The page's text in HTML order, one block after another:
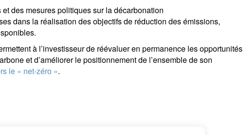
des mesures politiques sur la décarbonation
dans la réalisation des objectifs de réduction des émissions,
à l’investisseur de réévaluer en permanence les opportunités
et d’améliorer le positionnement de l’ensemble de son
le « net-zéro ».